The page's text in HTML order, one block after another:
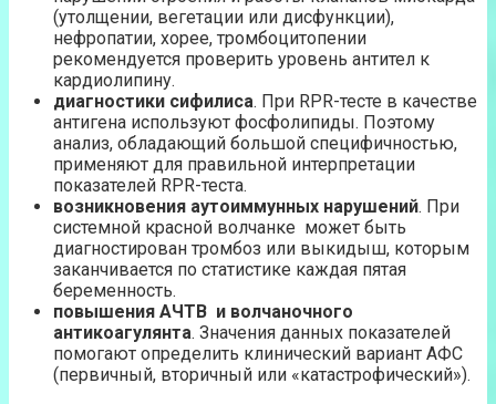
(утолщении, вегетации или дисфункции),
нефропатии, хорее, тромбоцитопении
рекомендуется проверить уровень антител к
кардиолипину.
диагностики сифилиса. При RPR-тесте в качестве
антигена используют фосфолипиды. Поэтому
анализ, обладающий большой специфичностью,
применяют для правильной интерпретации
показателей RPR-теста.
возникновения аутоиммунных нарушений. При
системной красной волчанке может быть
диагностирован тромбоз или выкидыш, которым
заканчивается по статистике каждая пятая
беременность.
повышения АЧТВ и волчаночного
антикоагулянта. Значения данных показателей
помогают определить клинический вариант АФС
(первичный, вторичный или «катастрофический»).